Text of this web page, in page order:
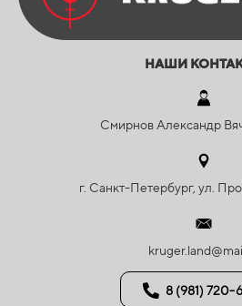
НАШИ
Смирнов Александр
г. Санкт-Петербург, ул.
8 (981) 720-